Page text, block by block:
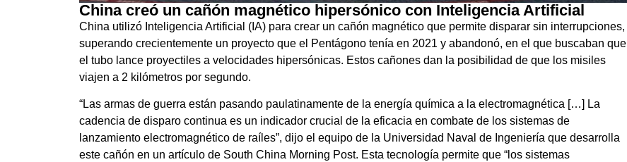
China creó un cañón magnético hipersónico con Inteligencia Artificial
China utilizó Inteligencia Artificial (IA) para crear un cañón magnético que permite disparar sin interrupciones,
superando crecientemente un proyecto que el Pentágono tenía en 2021 y abandonó, en el que buscaban que
el tubo lance proyectiles a velocidades hipersónicas. Estos cañones dan la posibilidad de que los misiles
viajen a 2 kilómetros por segundo.
“Las armas de guerra están pasando paulatinamente de la energía química a la electromagnética […] La
cadencia de disparo continua es un indicador crucial de la eficacia en combate de los sistemas de
lanzamiento electromagnético de raíles”, dijo el equipo de la Universidad Naval de Ingeniería que desarrolla
este cañón en un artículo de South China Morning Post. Esta tecnología permite que “los sistemas